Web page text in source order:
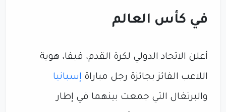
في كأس العالم
أعلن الاتحاد الدولي لكرة القدم، فيفا، هوية
اللاعب الفائز بجائزة رجل مباراة إسبانيا
والبرتغال التي جمعت بينهما في إطار